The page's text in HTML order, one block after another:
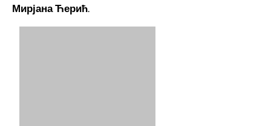
Мирјана Ћерић.